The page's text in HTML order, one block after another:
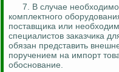
7. В случае
комплектного
поставщика или
специалистов заказчика
обязан представить
поручением на импорт
обоснование.